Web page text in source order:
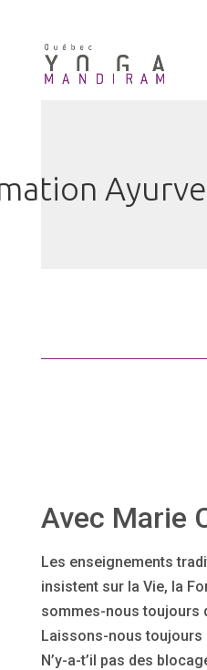
Avec Marie
Les enseignements
insistent sur la Vie, la
sommes-nous toujours
Laissons-nous toujours
N’y-a-t’il pas des